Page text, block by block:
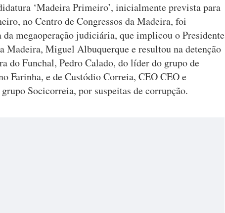
‘Madeira Primeiro’, inicialmente prevista para
no Centro de Congressos da Madeira, foi
da megaoperação judiciária, que implicou o Presidente
Madeira, Miguel Albuquerque e resultou na detenção
do Funchal, Pedro Calado, do líder do grupo de
Farinha, e de Custódio Correia, CEO CEO e
Socicorreia, por suspeitas de corrupção.